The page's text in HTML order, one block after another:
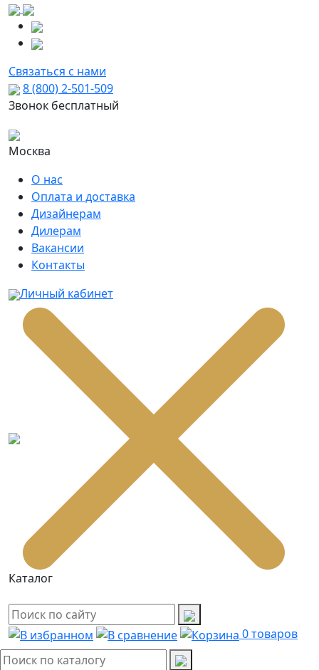
Связаться с нами
8 (800) 2-501-509
Звонок бесплатный
Москва
О нас
Оплата и доставка
Дизайнерам
Дилерам
Вакансии
Контакты
Личный кабинет
Каталог
0товаров